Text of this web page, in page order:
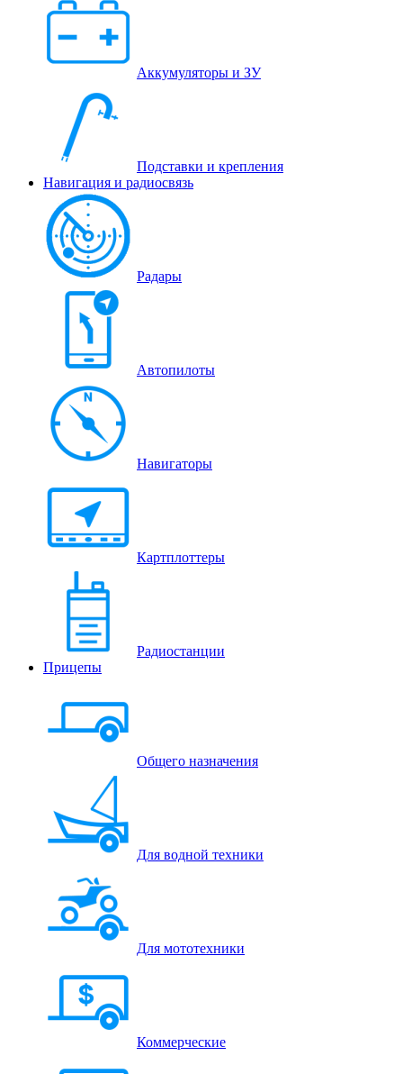
Аккумуляторы и ЗУ
Подставки и крепления
Навигация и радиосвязь
Радары
Автопилоты
Навигаторы
Картплоттеры
Радиостанции
Прицепы
Общего назначения
Для водной техники
Для мототехники
Коммерческие